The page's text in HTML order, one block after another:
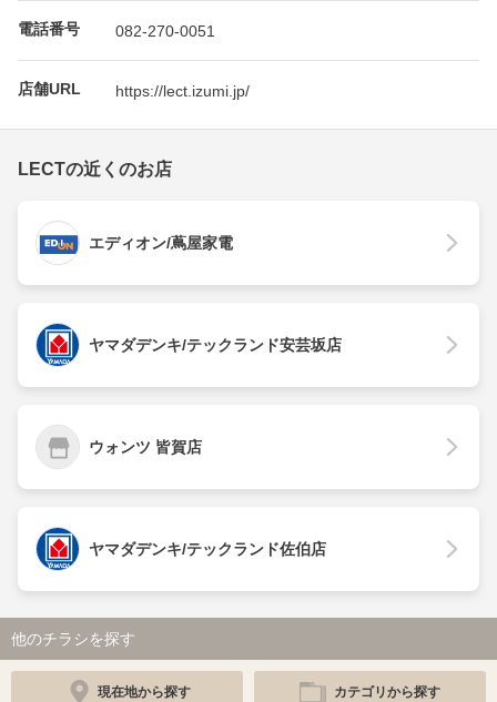
電話番号 082-270-0051
店舗URL https://lect.izumi.jp/
LECTの近くのお店
エディオン/蔦屋家電
ヤマダデンキ/テックランド安芸坂店
ウォンツ 皆賀店
ヤマダデンキ/テックランド佐伯店
他のチラシを探す
現在地から探す カテゴリから探す